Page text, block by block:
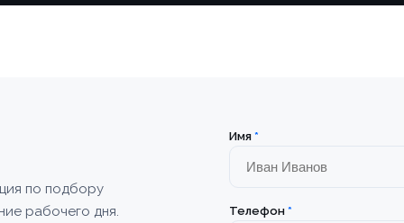
по подбору
рабочего дня.
Имя *
Телефон *